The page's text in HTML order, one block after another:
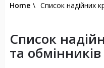
Home \ Список надійних
Список
та обмінників